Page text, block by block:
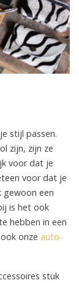
stijl passen.
zijn, zijn ze
voor dat je
voor dat je
gewoon een
is het ook
hebben in een
onze auto-
stuk